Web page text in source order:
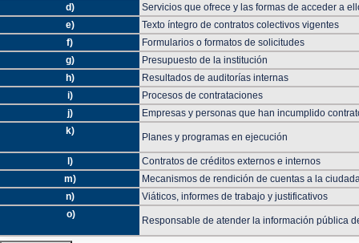
d)
Servicios que ofrece y las formas de acceder a
e)
Texto íntegro de contratos colectivos vigentes
f)
Formularios o formatos de solicitudes
g)
Presupuesto de la institución
h)
Resultados de auditorías internas
i)
Procesos de contrataciones
j)
Empresas y personas que han incumplido
k)
Planes y programas en ejecución
l)
Contratos de créditos externos e internos
m)
Mecanismos de rendición de cuentas a la
n)
Viáticos, informes de trabajo y justificativos
o)
Responsable de atender la información pública